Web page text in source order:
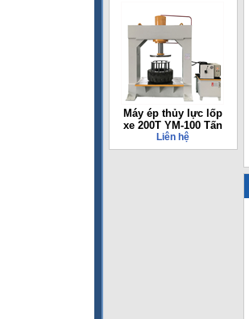
Máy ép thủy lực lốp
xe 200T YM-100 Tấn
Liên hệ